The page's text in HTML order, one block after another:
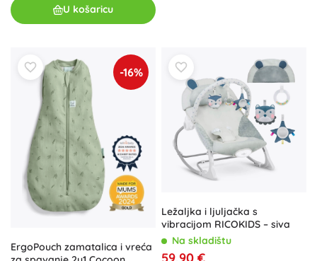
U košaricu
-16%
ErgoPouch zamatalica i vreća
Ležaljka i ljuljačka s
vibracijom RICOKIDS – siva
Na skladištu
59,90 €